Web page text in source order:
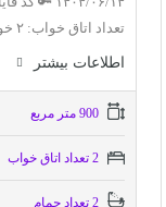
تعداد اتاق خواب: ۲ خواب مستر تعداد…
اطلاعات بيشتر